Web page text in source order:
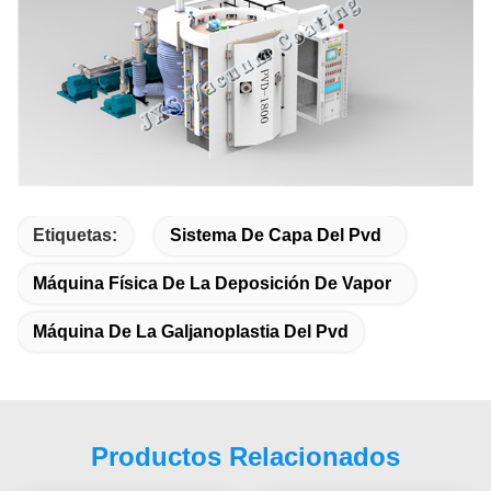
Etiquetas: Sistema De Capa Del Pvd
Máquina Física De La Deposición De Vapor
Máquina De La Galjanoplastia Del Pvd
Productos Relacionados